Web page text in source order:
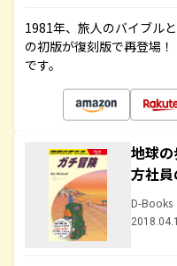
1981年、旅人のバイブル
の初版が復刻版で再登場
です。
地球
方社
D-Books